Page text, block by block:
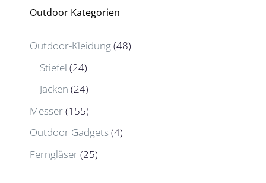
Outdoor Kategorien
Outdoor-Kleidung(48)
Stiefel (24)
Jacken (24)
Messer(155)
Outdoor Gadgets (4)
Ferngläser(25)